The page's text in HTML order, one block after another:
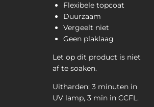
Flexibele topcoat
Duurzaam
Vergeelt niet
Geen plaklaag
Let op dit product is niet
af te soaken.
Uitharden: 3 minuten in
UV lamp, 3 min in CCFL.